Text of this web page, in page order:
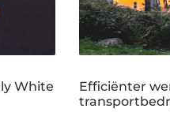
White
Efficiënter